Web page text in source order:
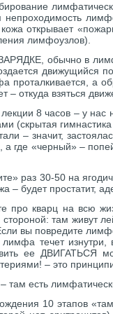
открывает
лимфоузлов).
обычно в
движущийся
а
– откуда взяться
8 часов – у
(скрытая
– значит,
где «черный» –
раз 30-50 на
– будет простатит,
про кварц на всю
там живут
вы повредите
течет
ее ДВИГАТЬСЯ
– это
там есть
10 этапов